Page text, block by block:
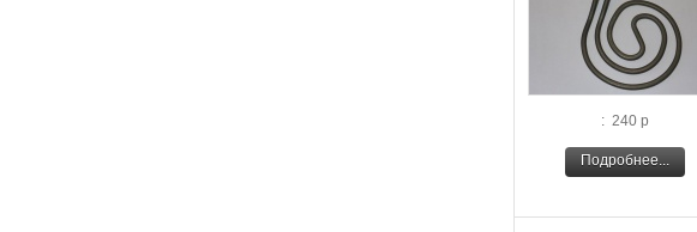
: 240 р
Подробнее...